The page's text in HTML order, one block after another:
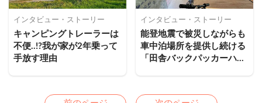
インタビュー・ストーリー
キャンピングトレーラーは
不便..!?我が家が2年乗って
手放す理由
インタビュー・ストーリー
能登地震で被災しながらも
車中泊場所を提供し続ける
「田舎バックパッカーハウ
Previous Next